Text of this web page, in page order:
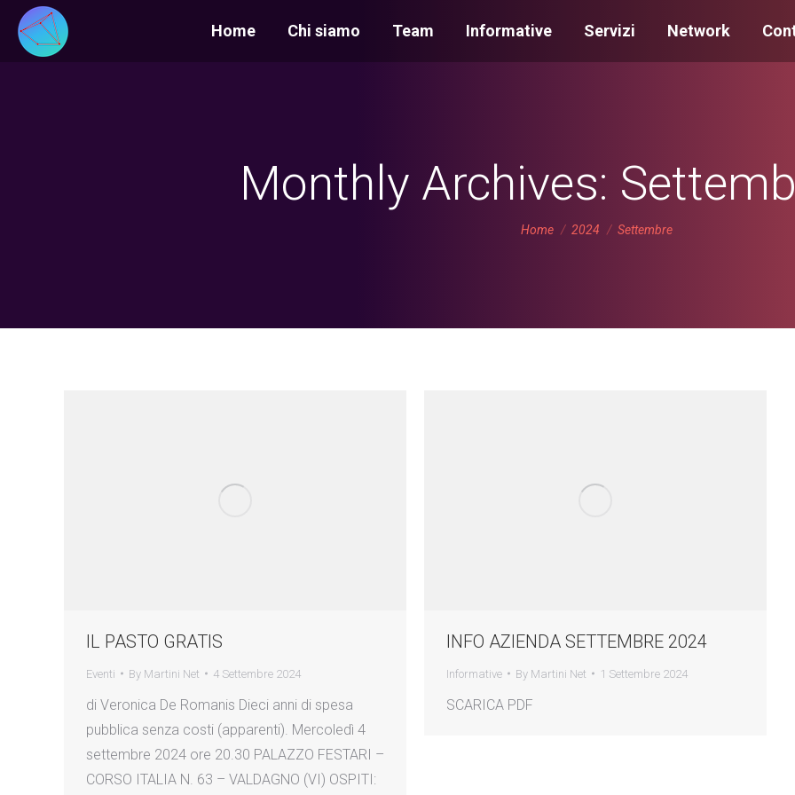
Home Chi siamo Team Informative Servizi Network
Monthly Archives:
You are here:
Home 2024 Settembre
IL PASTO GRATIS
Eventi By Martini Net 4 Settembre 2024
di Veronica De Romanis Dieci anni di spesa
pubblica senza costi (apparenti). Mercoledì 4
settembre 2024 ore 20.30 PALAZZO FESTARI –
CORSO ITALIA N. 63 – VALDAGNO (VI) OSPITI:
INFO AZIENDA SETTEMBRE 2024
Informative By Martini Net 1 Settembre 2024
SCARICA PDF